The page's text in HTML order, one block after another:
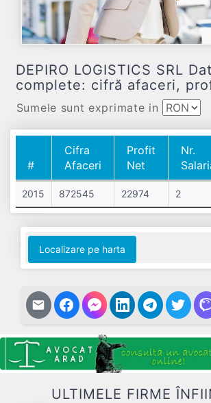
DEPIRO LOGISTICS SRL
complete: cifră afaceri,
Sumele sunt exprimate in
#
Cifra
Afaceri
Profit
Net
Nr.
#
Cifra
Afaceri
Profit
Net
2015 872545 22974 2
Localizare pe harta
ULTIMELE FIRME